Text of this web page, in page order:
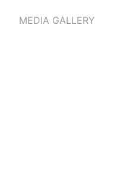
MEDIA GALLERY